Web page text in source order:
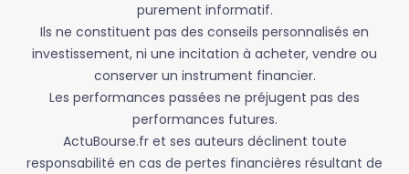
purement informatif.
Ils ne constituent pas des conseils personnalisés en
investissement, ni une incitation à acheter, vendre ou
conserver un instrument financier.
Les performances passées ne préjugent pas des
performances futures.
ActuBourse.fr et ses auteurs déclinent toute
responsabilité en cas de pertes financières résultant de